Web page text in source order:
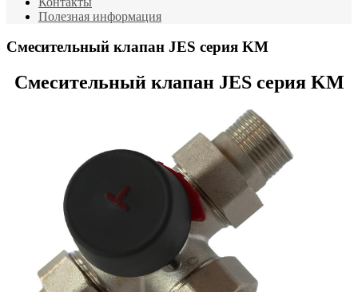
Полезная информация
Смесительный клапан JES серия KM
Смесительный клапан JES серия KM